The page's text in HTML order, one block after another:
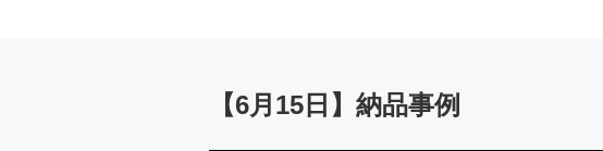
【6月15日】納品事例